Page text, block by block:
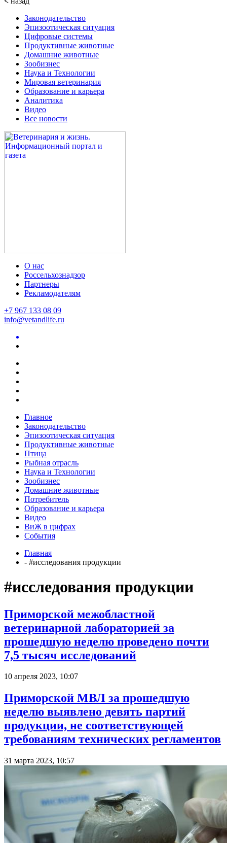
Законодательство
Эпизоотическая ситуация
Цифровые системы
Продуктивные животные
Домашние животные
Зообизнес
Наука и Технологии
Мировая ветеринария
Образование и карьера
Аналитика
Видео
Все новости
О нас
Россельхознадзор
Партнеры
Рекламодателям
+7 967 133 08 09
info@vetandlife.ru
Главное
Законодательство
Эпизоотическая ситуация
Продуктивные животные
Птица
Рыбная отрасль
Наука и Технологии
Зообизнес
Домашние животные
Потребитель
Образование и карьера
Видео
ВиЖ в цифрах
События
Главная
- #исследования продукции
#исследования продукции
Приморской межобластной
ветеринарной лабораторией за
прошедшую неделю проведено почти
7,5 тысяч исследований
10 апреля 2023, 10:07
Приморской МВЛ за прошедшую
неделю выявлено девять партий
продукции, не соответствующей
требованиям технических регламентов
31 марта 2023, 10:57